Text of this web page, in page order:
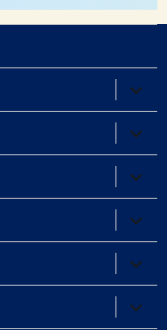
ブ
メ
ニ
ュ
ー
を
展
開
ブ
メ
ニ
ュ
ー
を
展
開
ブ
メ
ニ
ュ
ー
を
展
開
ブ
メ
ニ
ュ
ー
を
展
ブ
メ
ニ
ュ
ブ